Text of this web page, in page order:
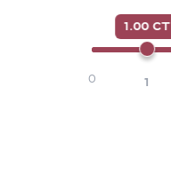
1.00 CT
0 1